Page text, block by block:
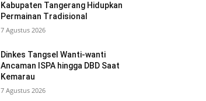
Kabupaten Tangerang Hidupkan
Permainan Tradisional
7 Agustus 2026
Dinkes Tangsel Wanti-wanti
Ancaman ISPA hingga DBD Saat
Kemarau
7 Agustus 2026